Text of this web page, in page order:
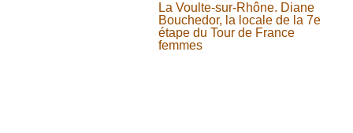
La Voulte-sur-Rhône. Diane
Bouchedor, la locale de la 7e
étape du Tour de France
femmes